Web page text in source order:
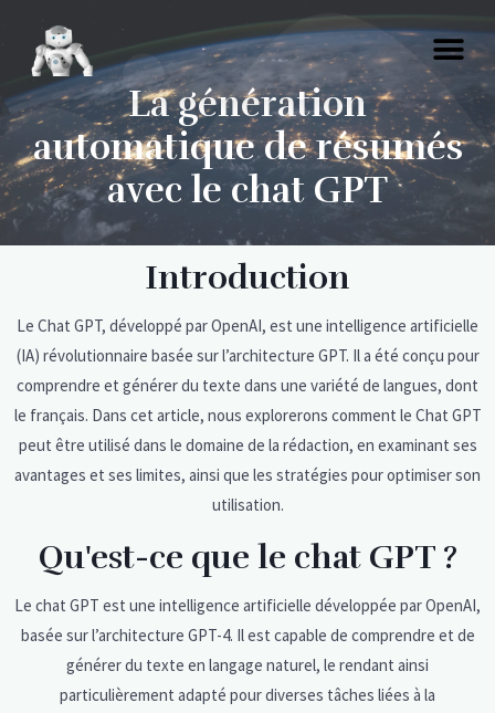
La génération
automatique de résumés
avec le chat GPT
Introduction
Le Chat GPT, développé par OpenAI, est une intelligence artificielle
(IA) révolutionnaire basée sur l’architecture GPT. Il a été conçu pour
comprendre et générer du texte dans une variété de langues, dont
le français. Dans cet article, nous explorerons comment le Chat GPT
peut être utilisé dans le domaine de la rédaction, en examinant ses
avantages et ses limites, ainsi que les stratégies pour optimiser son
utilisation.
Qu'est-ce que le chat GPT ?
Le chat GPT est une intelligence artificielle développée par OpenAI,
basée sur l’architecture GPT-4. Il est capable de comprendre et de
générer du texte en langage naturel, le rendant ainsi
particulièrement adapté pour diverses tâches liées à la